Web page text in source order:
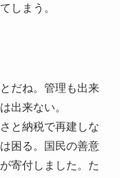
しまう。
だね。管理も出来
出来ない。
と納税で再建しな
困る。国民の善意
寄付しました。た